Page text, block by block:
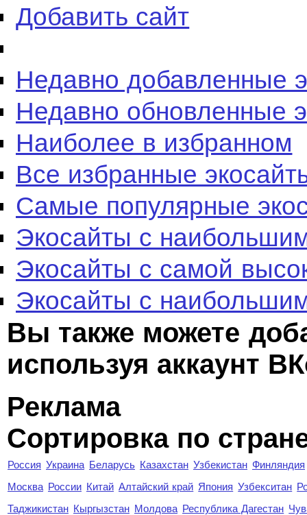
Добавить сайт
Недавно добавленные
Недавно обновленные
Наиболее в избранном
Все избранные
Самые популярные
Экосайты с
Экосайты с самой
Экосайты с
Вы также можете
используя аккаунт
Реклама
Сортировка по
Россия Украина Беларусь Казахстан Узбекистан Финляндия
Москва России Китай Алтайский край Япония Узбекситан
Таджикистан Кыргызстан Молдова Республика Дагестан